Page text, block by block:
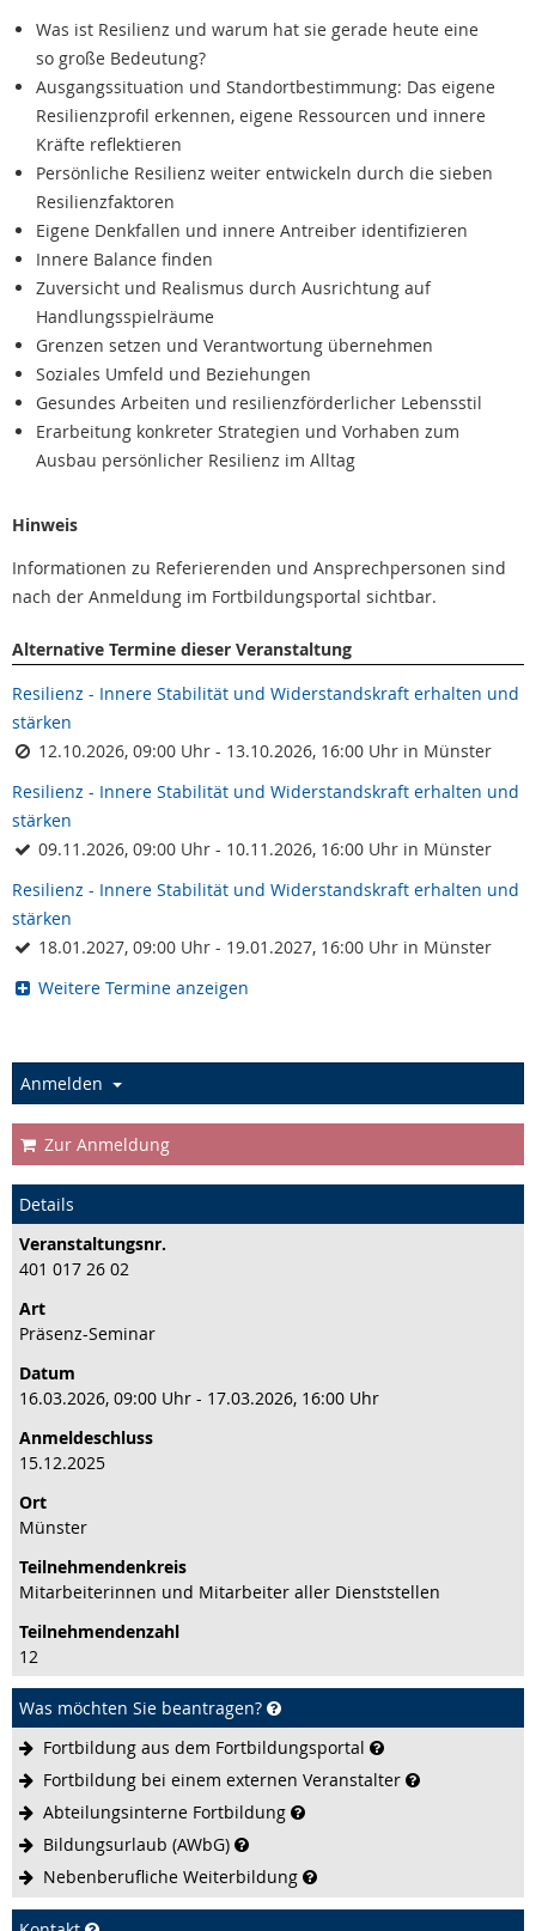
Was ist Resilienz und warum hat sie gerade heute eine
so große Bedeutung?
Ausgangssituation und Standortbestimmung: Das eigene
Resilienzprofil erkennen, eigene Ressourcen und innere
Kräfte reflektieren
Persönliche Resilienz weiter entwickeln durch die sieben
Resilienzfaktoren
Eigene Denkfallen und innere Antreiber identifizieren
Innere Balance finden
Zuversicht und Realismus durch Ausrichtung auf
Handlungsspielräume
Grenzen setzen und Verantwortung übernehmen
Soziales Umfeld und Beziehungen
Gesundes Arbeiten und resilienzförderlicher Lebensstil
Erarbeitung konkreter Strategien und Vorhaben zum
Ausbau persönlicher Resilienz im Alltag
Hinweis
Informationen zu Referierenden und Ansprechpersonen sind
nach der Anmeldung im Fortbildungsportal sichtbar.
Alternative Termine dieser Veranstaltung
Resilienz - Innere Stabilität und Widerstandskraft erhalten und
stärken
12.10.2026, 09:00 Uhr - 13.10.2026, 16:00 Uhr in Münster
Resilienz - Innere Stabilität und Widerstandskraft erhalten und
stärken
09.11.2026, 09:00 Uhr - 10.11.2026, 16:00 Uhr in Münster
Resilienz - Innere Stabilität und Widerstandskraft erhalten und
stärken
18.01.2027, 09:00 Uhr - 19.01.2027, 16:00 Uhr in Münster
Weitere Termine anzeigen
Anmelden
Zur Anmeldung
Details
Veranstaltungs­nr.
401 017 26 02
Art
Präsenz-Seminar
Datum
16.03.2026, 09:00 Uhr - 17.03.2026, 16:00 Uhr
Anmeldeschluss
15.12.2025
Ort
Münster
Teilnehmenden­kreis
Mitarbeiterinnen und Mitarbeiter aller Dienststellen
Teilnehmenden­zahl
12
Was möchten Sie beantragen?
Fortbildung aus dem Fortbildungsportal
Fortbildung bei einem externen Veranstalter
Abteilungsinterne Fortbildung
Bildungsurlaub (AWbG)
Nebenberufliche Weiterbildung